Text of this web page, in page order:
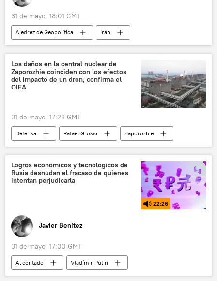
31 de mayo, 18:01 GMT
Ajedrez de Geopolítica
Irán
Occidente
📰 Escalada entre EEUU, Israel e Irán
🌍 Oriente Medio
🛡️ Zonas de conflicto
Los daños en la central nuclear de
Zaporozhie coinciden con los efectos
del impacto de un dron, confirma el
OIEA
31 de mayo, 17:28 GMT
Defensa Rafael Grossi
Zaporozhie
Ucrania
seguridad
Organismo Internacional de Energía Atómica (OIEA)
🌍 Europa
📰 Operación rusa de desmilitarización y desnazificación de Ucrania
Logros económicos y tecnológicos de
Rusia desnudan el fracaso de quienes
intentan perjudicarla
22:26
Javier Benítez
31 de mayo, 17:00 GMT
Al contado
Vladímir Putin
Kasim-Yomart Tokáyev
Kazajistán